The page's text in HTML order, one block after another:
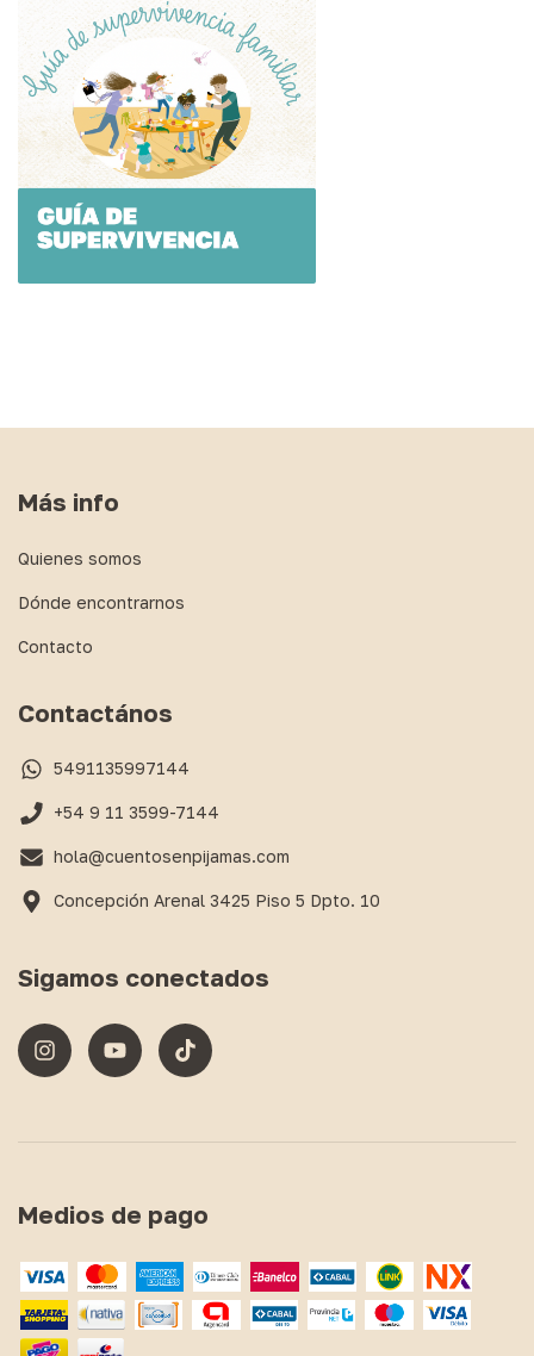
Más info
Quienes somos
Dónde encontrarnos
Contacto
Contactános
5491135997144
+54 9 11 3599-7144
hola@cuentosenpijamas.com
Concepción Arenal 3425 Piso 5 Dpto. 10
Sigamos conectados
Medios de pago